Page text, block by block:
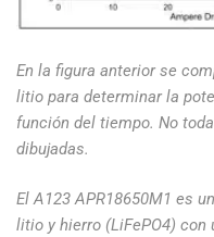
En la figura anterior se
litio para determinar la
función del tiempo. No
dibujadas.
El A123 APR18650M1 es
litio y hierro (LiFePO4) con